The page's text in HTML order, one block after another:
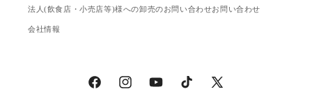
法人(飲食店・小売店等)様への卸売のお問い合わせお問い合わせ
会社情報
FacebookInstagramYouTubeTikTok
X